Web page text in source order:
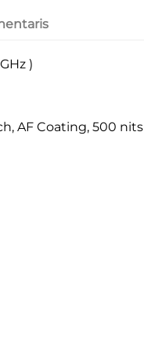
)
AF Coating, 500 nits